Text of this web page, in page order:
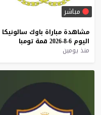
مباشر
مشاهدة مباراة باوك سالونيكا
اليوم 6-8-2026 قمة تومبا
منذ يومين